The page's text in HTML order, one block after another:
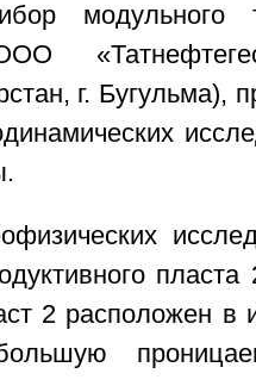
г. Бугульма),
2 расположен в